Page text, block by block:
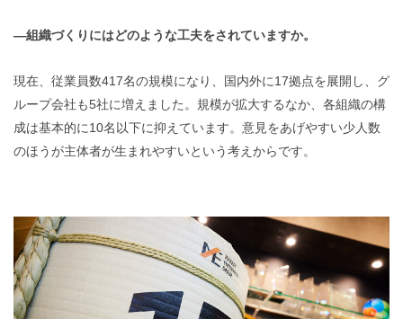
―組織づくりにはどのような工夫をされていますか。
現在、従業員数417名の規模になり、国内外に17拠点を展開し、グ
ループ会社も5社に増えました。規模が拡大するなか、各組織の構
成は基本的に10名以下に抑えています。意見をあげやすい少人数
のほうが主体者が生まれやすいという考えからです。